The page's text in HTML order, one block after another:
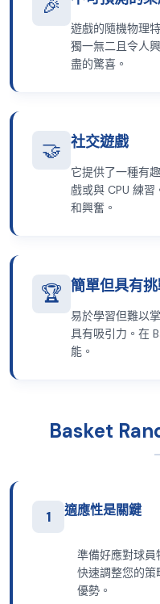
🎉
遊戲的隨機物理
獨一無二且令人
盡的驚喜。
🤝 社交遊戲
它提供了一種有
戲或與 CPU 練
和興奮。
🏆 簡單但具有
易於學習但難以
具有吸引力。在
能。
Basket
1 適應性是關鍵
準備好應對球員
快速調整您的
優勢。